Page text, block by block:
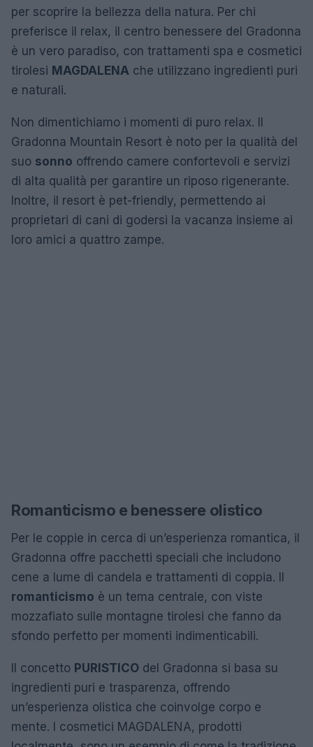
per scoprire la bellezza della natura. Per chi
preferisce il relax, il centro benessere del Gradonna
è un vero paradiso, con trattamenti spa e cosmetici
tirolesi MAGDALENA che utilizzano ingredienti puri
e naturali.
Non dimentichiamo i momenti di puro relax. Il
Gradonna Mountain Resort è noto per la qualità del
suo sonno offrendo camere confortevoli e servizi
di alta qualità per garantire un riposo rigenerante.
Inoltre, il resort è pet-friendly, permettendo ai
proprietari di cani di godersi la vacanza insieme ai
loro amici a quattro zampe.
Romanticismo e benessere olistico
Per le coppie in cerca di un’esperienza romantica, il
Gradonna offre pacchetti speciali che includono
cene a lume di candela e trattamenti di coppia. Il
romanticismo è un tema centrale, con viste
mozzafiato sulle montagne tirolesi che fanno da
sfondo perfetto per momenti indimenticabili.
Il concetto PURISTICO del Gradonna si basa su
ingredienti puri e trasparenza, offrendo
un’esperienza olistica che coinvolge corpo e
mente. I cosmetici MAGDALENA, prodotti